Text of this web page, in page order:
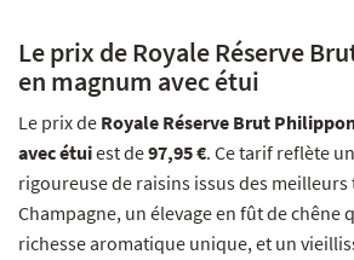
Le prix de Royale Réserve
en magnum avec étui
Le prix de Royale Réserve Brut
avec étuiest de97,95 €. Ce tarif reflète
rigoureuse de raisins issus des
Champagne, un élevage en fût de chêne
richesse aromatique unique, et un